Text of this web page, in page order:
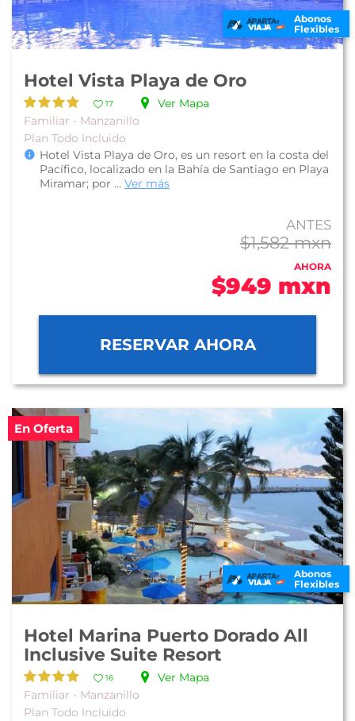
Abonos
Flexibles
Hotel Vista Playa de Oro
17
Ver Mapa
Familiar - Manzanillo
Plan Todo Incluido
Hotel Vista Playa de Oro, es un resort en la costa del
Pacífico, localizado en la Bahía de Santiago en Playa
Miramar; por ... Ver más
ANTES
$1,582 mxn
AHORA
$949 mxn
RESERVAR AHORA
En Oferta
Abonos
Flexibles
Hotel Marina Puerto Dorado All
Inclusive Suite Resort
16
Ver Mapa
Familiar - Manzanillo
Plan Todo Incluido